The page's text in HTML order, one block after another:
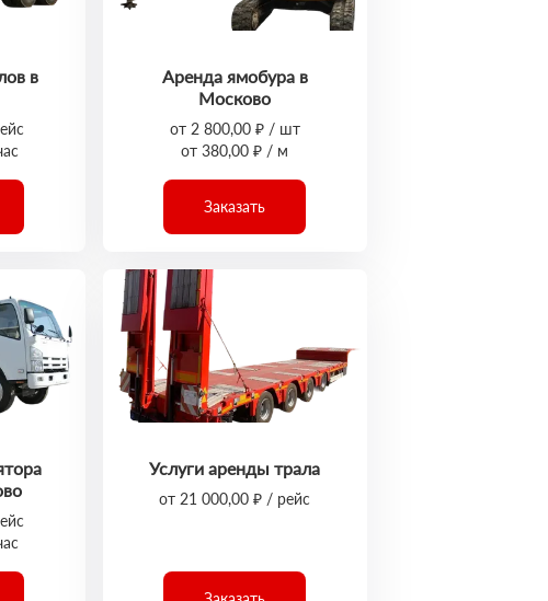
в
Аренда ямобура в
Москово
от 2 800,00 ₽ / шт
от 380,00 ₽ / м
Заказать
Услуги аренды трала
от 21 000,00 ₽ / рейс